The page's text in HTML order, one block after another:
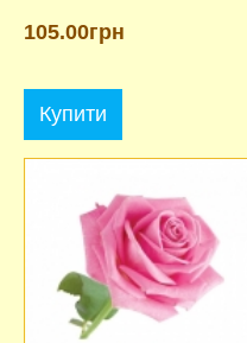
105.00грн
Купити